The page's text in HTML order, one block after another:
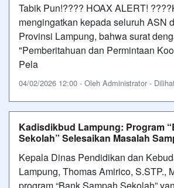
Tabik Pun!???? HOAX ALERT!
mengingatkan kepada seluruh ASN
Provinsi Lampung, bahwa surat
"Pemberitahuan dan Permintaan
Pela
04/02/2026 12:00 - Oleh Administrator -
Kadisdikbud Lampung: Program
Sekolah” Selesaikan Masalah
Kepala Dinas Pendidikan dan
Lampung, Thomas Amirico, S.STP.,
program “Bank Sampah Sekolah”